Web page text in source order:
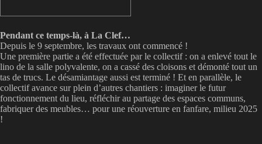
Pendant ce temps-là, à La Clef…
Depuis le 9 septembre, les travaux ont commencé !
Une première partie a été effectuée par le collectif : on a enlevé tout le
lino de la salle polyvalente, on a cassé des cloisons et démonté tout un
tas de trucs. Le désamiantage aussi est terminé ! Et en parallèle, le
collectif avance sur plein d’autres chantiers : imaginer le futur
fonctionnement du lieu, réfléchir au partage des espaces communs,
fabriquer des meubles… pour une réouverture en fanfare, milieu 2025
!